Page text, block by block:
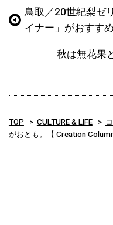
鳥取／20世紀梨ゼ
イナー」がおすす
秋は無花果
TOP CULTURE & LIFE
がおとも。【 Creation Column